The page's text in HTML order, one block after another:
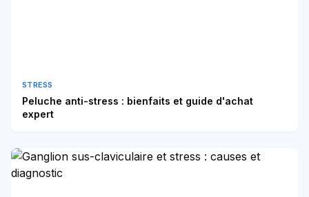
STRESS
Peluche anti-stress : bienfaits et guide d'achat
expert